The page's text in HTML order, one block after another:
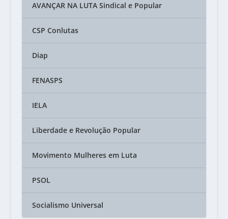
AVANÇAR NA LUTA Sindical e Popular
CSP Conlutas
Diap
FENASPS
IELA
Liberdade e Revolução Popular
Movimento Mulheres em Luta
PSOL
Socialismo Universal